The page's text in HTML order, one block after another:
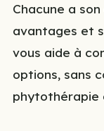
Chacune a
avantages et
vous aide à
options, sans
phytothérapie